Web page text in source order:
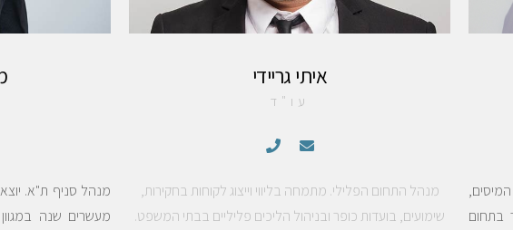
בתחום
איתי גריידי
עו"ד
מנהל התחום הפלילי. מתמחה בליווי וייצוג לקוחות בחקירות,
שימועים, בועדות כופר ובניהול הליכים פליליים בבתי המשפט.
מנהל סניף ת"א.
מעשרים שנה במגוון